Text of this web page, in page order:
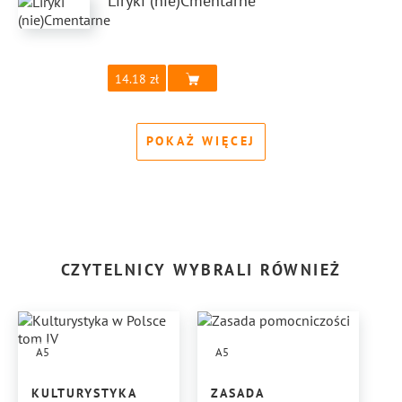
14.18
POKAŻ WIĘCEJ
CZYTELNICY WYBRALI RÓWNIEŻ
A5
KULTURYSTYKA
A5
ZASADA